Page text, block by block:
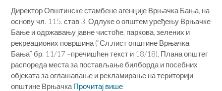
Директор Општинске стамбене агенције Врњачка Бања, на
основу чл. 115. став 3. Одлуке о општем уређењу Врњачке
Бање и одржавању јавне чистоће, паркова, зелених и
рекреационих површина (”Сл.лист општине Врњачка
Бања” бр. 11/17 –пречишћен текст и 18/18), Плана општег
распореда места за постављање билборда и посебних
објеката за оглашавање и рекламирање на територији
општине Врњачка Прочитај више